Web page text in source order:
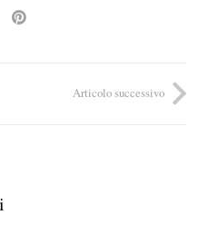
Articolo successivo